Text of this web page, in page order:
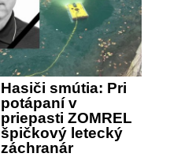
Hasiči smútia: Pri
potápaní v
priepasti ZOMREL
špičkový letecký
záchranár